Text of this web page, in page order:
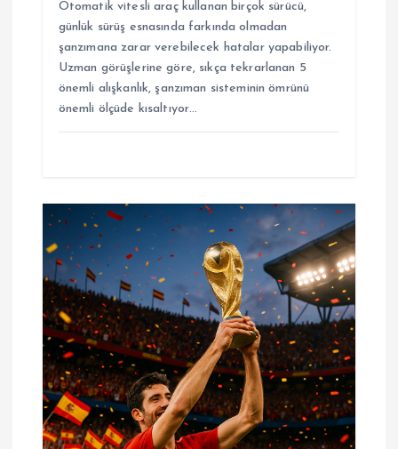
Otomatik vitesli araç kullanan birçok sürücü,
günlük sürüş esnasında farkında olmadan
şanzımana zarar verebilecek hatalar yapabiliyor.
Uzman görüşlerine göre, sıkça tekrarlanan 5
önemli alışkanlık, şanzıman sisteminin ömrünü
önemli ölçüde kısaltıyor…